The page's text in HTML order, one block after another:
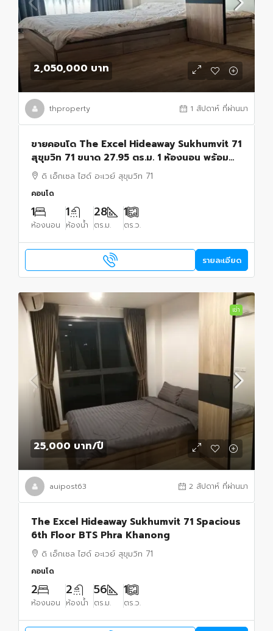
2,050,000 บาท
thproperty 1 สัปดาห์ ที่ผ่านมา
ขายคอนโด The Excel Hideaway Sukhumvit 71
สุขุมวิท 71 ขนาด 27.95 ตร.ม. 1 ห้องนอน พร้อม
เฟอร์นิเจอร์บิวท์อิน เข้าอยู่ได้ทันที
ดิ เอ็กเซล ไฮด์ อะเวย์ สุขุมวิท 71
คอนโด
1
ห้องนอน
1
ห้องน้ำ
28
ตร.ม.
1
ตร.ว.
รายละเอียด
เช่า
25,000 บาท/ปี
auipost63 2 สัปดาห์ ที่ผ่านมา
The Excel Hideaway Sukhumvit 71 Spacious
6th Floor BTS Phra Khanong
ดิ เอ็กเซล ไฮด์ อะเวย์ สุขุมวิท 71
คอนโด
2
ห้องนอน
2
ห้องน้ำ
56
ตร.ม.
1
ตร.ว.